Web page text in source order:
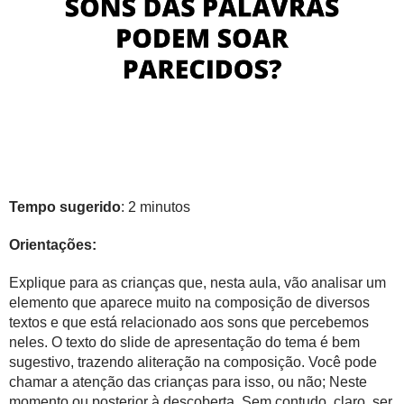
Tempo sugerido: 2 minutos
Orientações:
Explique para as crianças que, nesta aula, vão analisar um
elemento que aparece muito na composição de diversos
textos e que está relacionado aos sons que percebemos
neles. O texto do slide de apresentação do tema é bem
sugestivo, trazendo aliteração na composição. Você pode
chamar a atenção das crianças para isso, ou não; Neste